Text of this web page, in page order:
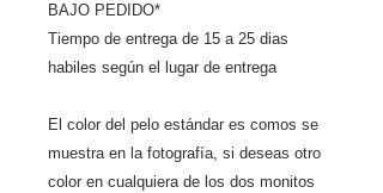
BAJO PEDIDO*
Tiempo de entrega de 15 a 25 dias
habiles según el lugar de entrega
El color del pelo estándar es comos se
muestra en la fotografía, si deseas otro
color en cualquiera de los dos monitos